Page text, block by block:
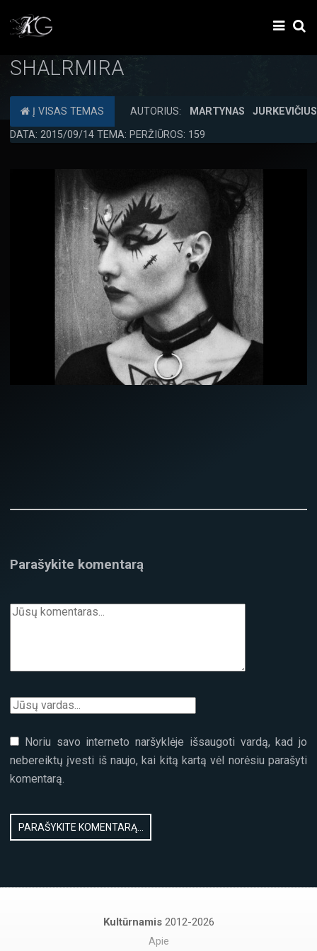
SHALRMIRA
Į VISAS TEMAS AUTORIUS:
MARTYNAS JURKEVIČIUS
DATA: 2015/09/14 TEMA: PERŽIŪROS: 159
Parašykite komentarą
Noriu savo interneto naršyklėje išsaugoti vardą, kad jo
nebereiktų įvesti iš naujo, kai kitą kartą vėl norėsiu parašyti
komentarą.
Kultūrnamis 2012-2026
Apie